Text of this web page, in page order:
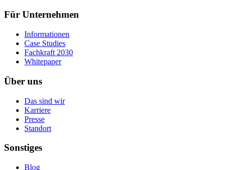
Für Unternehmen
Informationen
Case Studies
Fachkraft 2030
Whitepaper
Über uns
Das sind wir
Karriere
Presse
Standort
Sonstiges
Blog